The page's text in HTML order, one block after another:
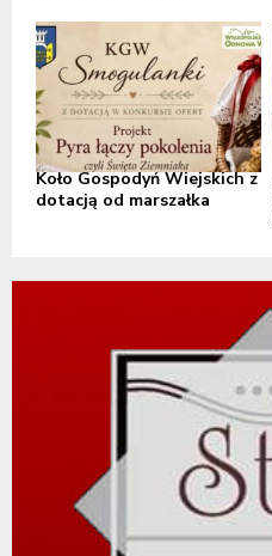
Koło Gospodyń Wiejskich z
dotacją od marszałka